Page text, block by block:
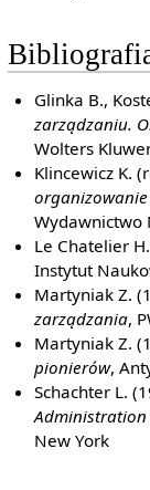
Glinka B.,
zarządzaniu.
Wolters
Klincewicz K.
Wydawnictwo
Le Chatelier
Instytut
Martyniak Z.
zarządzania,
Martyniak Z.
pionierów,
Schachter L.
Administration
New York